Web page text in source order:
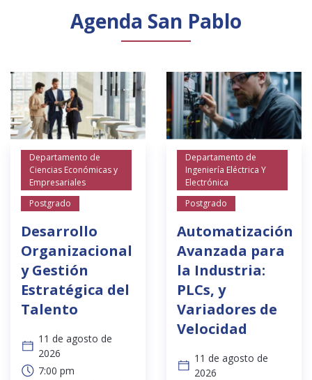
Agenda San Pablo
Departamento de
Ciencias Económicas y
Empresariales
Postgrado
Desarrollo
Organizacional
y Gestión
Estratégica del
Talento
11 de agosto de
2026
7:00 pm
Departamento de
Ingeniería Eléctrica Y
Electrónica
Postgrado
Automatización
Avanzada para
la Industria:
PLCs, y
Variadores de
Velocidad
11 de agosto de
2026